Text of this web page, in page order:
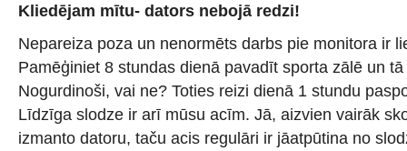
Kliedējam mītu- dators nebojā redzi!
Nepareiza poza un nenormēts darbs pie monitora ir
Pamēģiniet 8 stundas dienā pavadīt sporta zālē un
Nogurdinoši, vai ne? Toties reizi dienā 1 stundu
Līdzīga slodze ir arī mūsu acīm. Jā, aizvien vairāk
izmanto datoru, taču acis regulāri ir jāatpūtina no